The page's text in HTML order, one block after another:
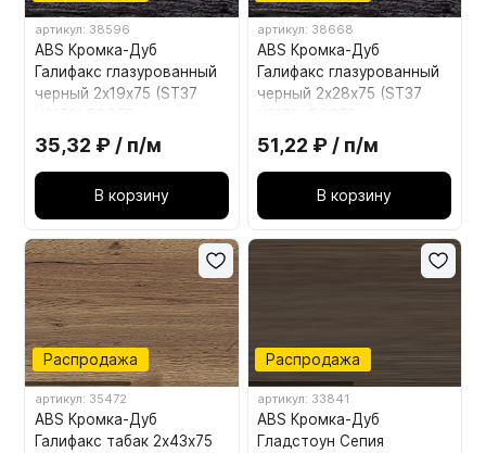
артикул: 38596
ABS Кромка-Дуб
Галифакс глазурованный
черный 2х19х75 (ST37
35,32 ₽ / п/м
В корзину
артикул: 38668
ABS Кромка-Дуб
Галифакс глазурованный
черный 2х28х75 (ST37
51,22 ₽ / п/м
В корзину
Распродажа
артикул: 35472
ABS Кромка-Дуб
Галифакс табак 2х43х75
Распродажа
артикул: 33841
ABS Кромка-Дуб
Гладстоун Сепия